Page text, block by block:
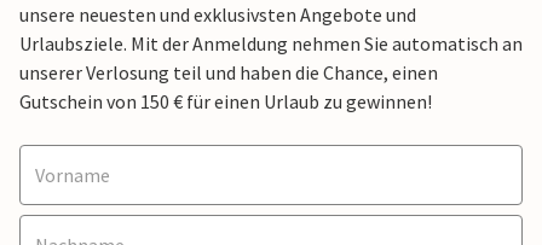
unsere neuesten und exklusivsten Angebote und
Urlaubsziele. Mit der Anmeldung nehmen Sie automatisch an
unserer Verlosung teil und haben die Chance, einen
Gutschein von 150 € für einen Urlaub zu gewinnen!